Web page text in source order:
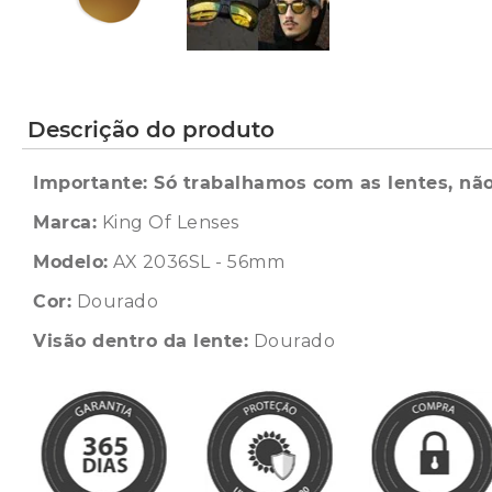
Descrição do produto
Importante: Só trabalhamos com as lentes,
Marca: King Of Lenses
Modelo: AX 2036SL - 56mm
Cor: Dourado
Visão dentro da lente: Dourado